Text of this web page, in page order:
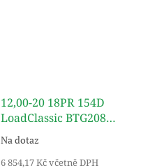
12,00-20 18PR 154D
LoadClassic BTG208
(SET) TT TURON
Na dotaz
6 854,17 Kč včetně DPH